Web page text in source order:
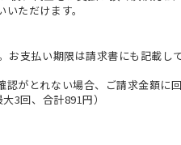
ただけます。
お支払い期限は請求書にも記載し
認がとれない場合、ご請求金額に
3回、合計891円）